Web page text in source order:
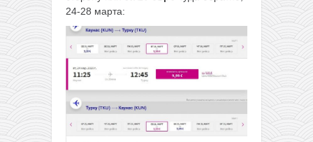
24-28 марта: